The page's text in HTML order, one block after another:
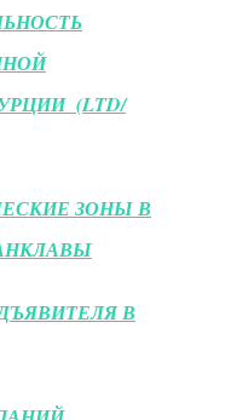
(LTD/
ЗОНЫ В
В